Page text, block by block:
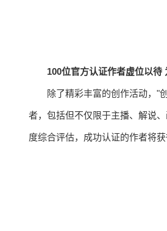
100位官方认证作者虚位以待
除了精彩丰富的创作活动，"
者，包括但不仅限于主播、解说
度综合评估，成功认证的作者将获